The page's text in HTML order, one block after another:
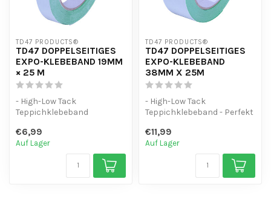
TD47 PRODUCTS®
TD47 DOPPELSEITIGES
EXPO-KLEBEBAND 19MM
× 25 M
- High-Low Tack
Teppichklebeband
Anwendungen drinnen
-...
€6,99
Auf Lager
TD47 PRODUCTS®
TD47 DOPPELSEITIGES
EXPO-KLEBEBAND
38MM X 25M
- High-Low Tack
Teppichklebeband - Perfekt
Anwendungen drinnen - W...
€11,99
Auf Lager